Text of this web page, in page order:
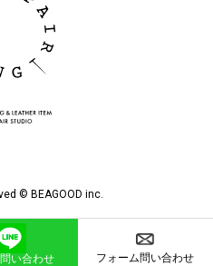
問い合わせ フォーム問い合わせ
© BEAGOOD inc.